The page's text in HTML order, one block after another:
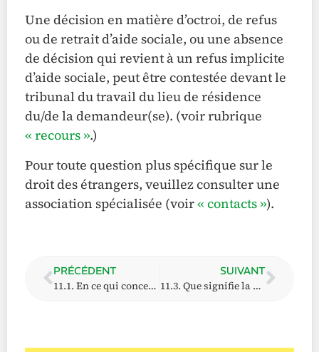
Une décision en matière d’octroi, de refus
ou de retrait d’aide sociale, ou une absence
de décision qui revient à un refus implicite
d’aide sociale, peut être contestée devant le
tribunal du travail du lieu de résidence
du/de la demandeur(se). (voir rubrique
« recours ».)
Pour toute question plus spécifique sur le
droit des étrangers, veuillez consulter une
association spécialisée (voir« contacts »).
PRÉCÉDENT
11.1. En ce qui concerne le revenu d’intégration
SUIVANT
11.3. Que signifie la « charge déraisonnable » ou « disproportionnée » ?